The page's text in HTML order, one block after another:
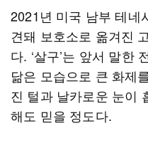
2021년 미국 남부 테네
견돼 보호소로 옮겨진
다. ‘살구’는 앞서 말한
닮은 모습으로 큰 화제
진 털과 날카로운 눈이
해도 믿을 정도다.